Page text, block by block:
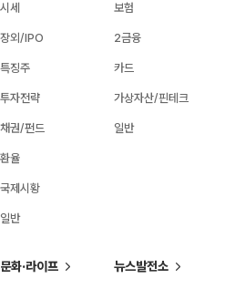
시세
장외/IPO
특징주
투자전략
채권/펀드
환율
국제시황
일반
보험
2금융
카드
가상자산/핀테크
일반
문화·라이프 뉴스발전소